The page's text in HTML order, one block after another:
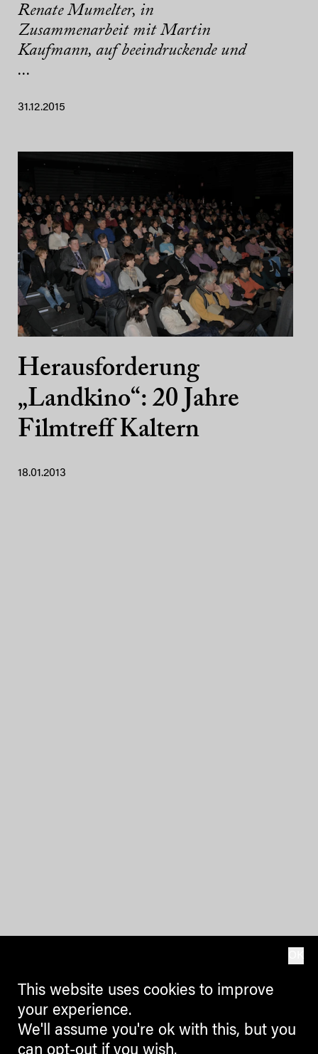
Renate Mumelter, in
Zusammenarbeit mit Martin
Kaufmann, auf beeindruckende und
...
31.12.2015
Herausforderung
„Landkino“: 20 Jahre
Filmtreff Kaltern
18.01.2013
This website uses cookies to improve
your experience.
We'll assume you're ok with this, but you